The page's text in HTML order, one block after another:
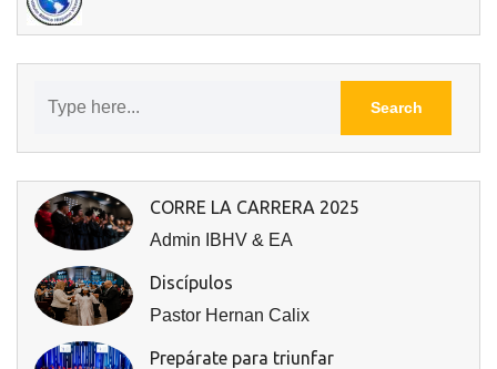
CORRE LA CARRERA 2025
Admin IBHV & EA
Discípulos
Pastor Hernan Calix
Prepárate para triunfar